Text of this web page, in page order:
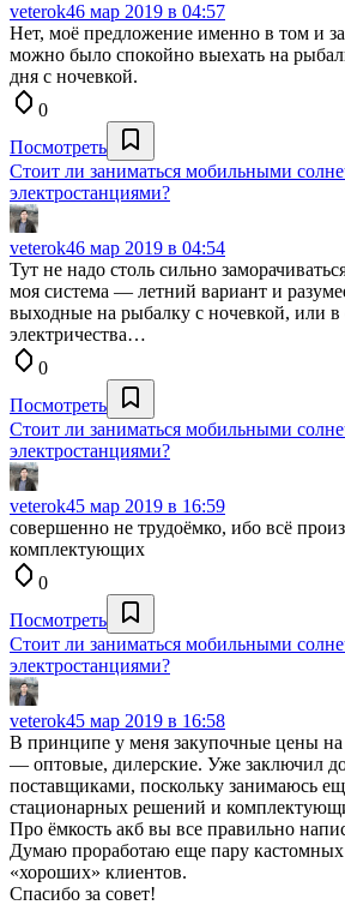
veterok46 мар 2019 в 04:57
Нет, моё предложение именно в том и
можно было спокойно выехать на
дня с ночевкой.
0
Посмотреть
Стоит ли заниматься мобильными
электростанциями?
veterok46 мар 2019 в 04:54
Тут не надо столь сильно
моя система — летний вариант и
выходные на рыбалку с ночевкой, или в
электричества…
0
Посмотреть
Стоит ли заниматься мобильными
электростанциями?
veterok45 мар 2019 в 16:59
совершенно не трудоёмко, ибо всё
комплектующих
0
Посмотреть
Стоит ли заниматься мобильными
электростанциями?
veterok45 мар 2019 в 16:58
В принципе у меня закупочные цены
— оптовые, дилерские. Уже заключил
поставщиками, поскольку занимаюсь
стационарных решений и
Про ёмкость акб вы все правильно
Думаю проработаю еще пару кастомных
«хороших» клиентов.
Спасибо за совет!